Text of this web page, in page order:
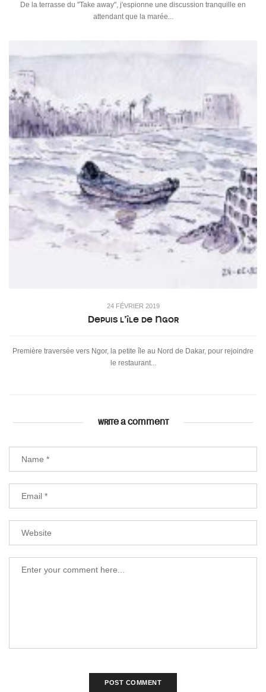
De la terrasse du "Take away", j'espionne une discussion tranquille en
attendant que la marée...
24 FÉVRIER 2019
Depuis l’île de Ngor
Première traversée vers Ngor, la petite île au Nord de Dakar, pour rejoindre
le restaurant...
WRITE A COMMENT